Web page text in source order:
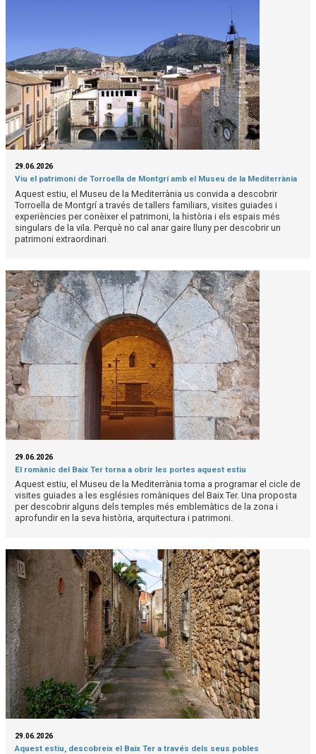
29.06.2026
Viu el patrimoni de Torroella de Montgrí amb el Museu de la Mediterrània
Aquest estiu, el Museu de la Mediterrània us convida a descobrir
Torroella de Montgrí a través de tallers familiars, visites guiades i
experiències per conèixer el patrimoni, la història i els espais més
singulars de la vila. Perquè no cal anar gaire lluny per descobrir un
patrimoni extraordinari.
29.06.2026
El romànic del Baix Ter torna a obrir les portes aquest estiu
Aquest estiu, el Museu de la Mediterrània torna a programar el cicle de
visites guiades a les esglésies romàniques del Baix Ter. Una proposta
per descobrir alguns dels temples més emblemàtics de la zona i
aprofundir en la seva història, arquitectura i patrimoni.
29.06.2026
Aquest estiu, descobreix el Baix Ter a través dels seus pobles